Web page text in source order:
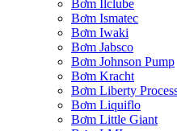
Bơm Ilclube
Bơm Ismatec
Bơm Iwaki
Bơm Jabsco
Bơm Johnson Pump
Bơm Kracht
Bơm Liberty
Bơm Liquiflo
Bơm Little Giant